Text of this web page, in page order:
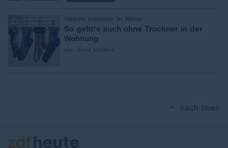
Wäsche trocknen im Winter
So geht's auch ohne Trockner in der
Wohnung
nach oben